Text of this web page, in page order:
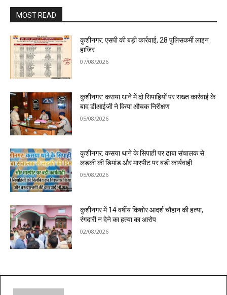
MOST READ
कुशीनगर: एसपी की बड़ी कार्रवाई, 28 पुलिसकर्मी लाइन
हाजिर
07/08/2026
कुशीनगर: कसया थाने में दो सिपाहियों पर सख्त कार्रवाई के
बाद डीआईजी ने किया औचक निरीक्षण
05/08/2026
कुशीनगर: कसया थाने के सिपाही पर ढाबा संचालक से
लड़की की डिमांड और मारपीट पर बड़ी कार्यवाही
05/08/2026
कुशीनगर में 14 वर्षीय किशोर आदर्श चौहान की हत्या,
रंगदारी न देने का हत्या का आरोप
02/08/2026